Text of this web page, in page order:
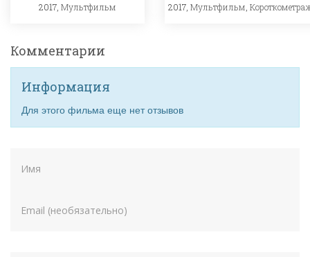
2017, Мультфильм 2017,Мультфильм ,
Комментарии
Информация
Для этого фильма еще нет отзывов